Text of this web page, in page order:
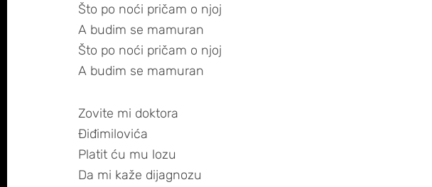
Što po noći pričam o njoj
A budim se mamuran
Što po noći pričam o njoj
A budim se mamuran
Zovite mi doktora
Điđimilovića
Platit ću mu lozu
Da mi kaže dijagnozu